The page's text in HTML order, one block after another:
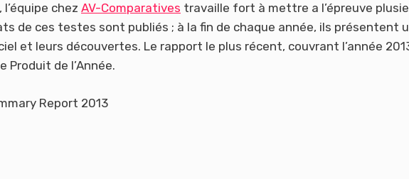
chez AV-Comparatives travaille fort à mettre a l’épreuve
de ces testes sont publiés ; à la fin de chaque année, ils présentent
et leurs découvertes. Le rapport le plus récent, couvrant l’année
Produit de l’Année.